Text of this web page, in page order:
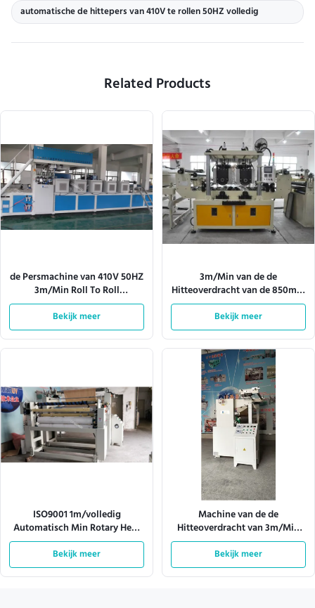
automatische de hittepers van 410V te rollen 50HZ volledig
Related Products
de Persmachine van 410V 50HZ
3m/Min Roll To Roll
Heat/volledig Automatische
Hittepers
Bekijk meer
3m/Min van de de
Hitteoverdracht van de 850mm
Hoogtepers Roterend de
Machinebroodje om te rollen
Bekijk meer
ISO9001 1m/volledig
Automatisch Min Rotary Heat
Transfer Machine
Bekijk meer
Machine van de de
Hitteoverdracht van 3m/Min
380V de Roterende/de
Roterende Sublimatie van de
Hittepers
Bekijk meer